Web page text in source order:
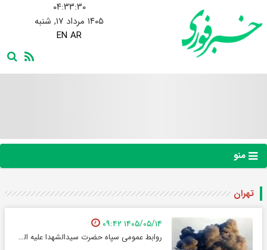
۰۴:۳۳:۳۱
۱۴۰۵ مرداد ۱۷, شنبه
EN AR
منو
تهران
۱۴۰۵/۰۵/۱۴ ۰۹:۴۲
روابط عمومی سپاه حضرت سیدالشهدا علیه السلام استان تهران خبر داد: